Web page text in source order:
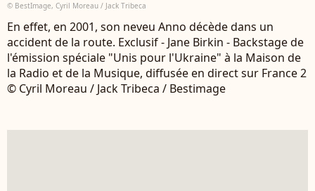
© BestImage, Cyril Moreau / Jack Tribeca
En effet, en 2001, son neveu Anno décède dans un
accident de la route. Exclusif - Jane Birkin - Backstage de
l'émission spéciale "Unis pour l'Ukraine" à la Maison de
la Radio et de la Musique, diffusée en direct sur France 2
© Cyril Moreau / Jack Tribeca / Bestimage